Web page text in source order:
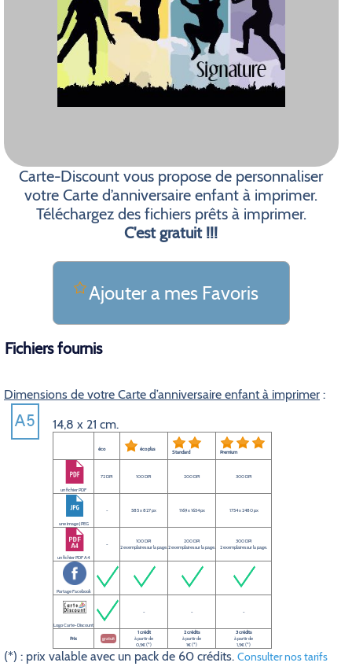
Carte-Discount vous propose de personnaliser
votre Carte d’anniversaire enfant à imprimer.
Téléchargez des fichiers prêts à imprimer.
C'est gratuit !!!
Ajouter a mes Favoris
Fichiers fournis
Dimensions de votre Carte d’anniversaire enfant à imprimer :
14,8 x 21 cm.
éco éco plus Standard Premium
un fichier PDF
72 DPI 100 DPI 200 DPI 300 DPI
une image JPEG
- 585 x 827 px 1169 x 1654 px 1754 x 2480 px
un fichier PDF A4
-
100 DPI
2 exemplaires sur la page.
200 DPI
2 exemplaires sur la page.
300 DPI
2 exemplaires sur la page.
Partage Facebook
Logo Carte-Discount
- - -
Prix gratuit
1 crédit
à partir de
0,5€ (*)
2 crédits
à partir de
1€ (*)
3 crédits
à partir de
1,5€ (*)
(*) : prix valable avec un pack de 60 crédits. Consulter nos tarifs